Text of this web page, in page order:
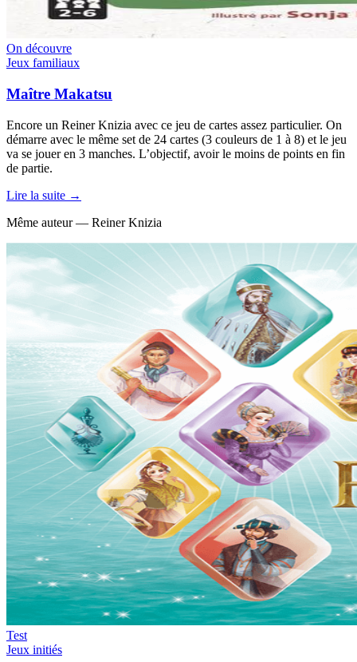
On découvre
Jeux familiaux
Maître Makatsu
Encore un Reiner Knizia avec ce jeu de cartes assez particulier. On
démarre avec le même set de 24 cartes (3 couleurs de 1 à 8) et le jeu
va se jouer en 3 manches. L’objectif, avoir le moins de points en fin
de partie.
Lire la suite →
Même auteur — Reiner Knizia
Test
Jeux initiés